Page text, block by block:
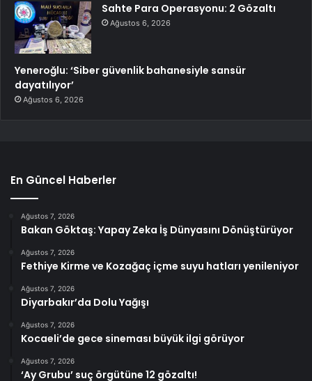
Sahte Para Operasyonu: 2 Gözaltı
Ağustos 6, 2026
Yeneroğlu: ‘Siber güvenlik bahanesiyle sansür
dayatılıyor’
Ağustos 6, 2026
En Güncel Haberler
Ağustos 7, 2026
Bakan Göktaş: Yapay Zeka İş Dünyasını Dönüştürüyor
Ağustos 7, 2026
Fethiye Kirme ve Kozağaç içme suyu hatları yenileniyor
Ağustos 7, 2026
Diyarbakır’da Dolu Yağışı
Ağustos 7, 2026
Kocaeli’de gece sineması büyük ilgi görüyor
Ağustos 7, 2026
‘Ay Grubu’ suç örgütüne 12 gözaltı!